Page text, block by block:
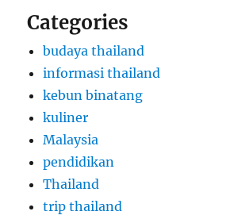
Categories
budaya thailand
informasi thailand
kebun binatang
kuliner
Malaysia
pendidikan
Thailand
trip thailand